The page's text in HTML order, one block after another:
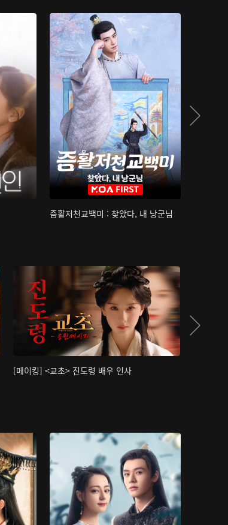
즘활저천교백미 : 찾았다, 내 낭군님
[메이킹] <교초> 진도령 배우 인사